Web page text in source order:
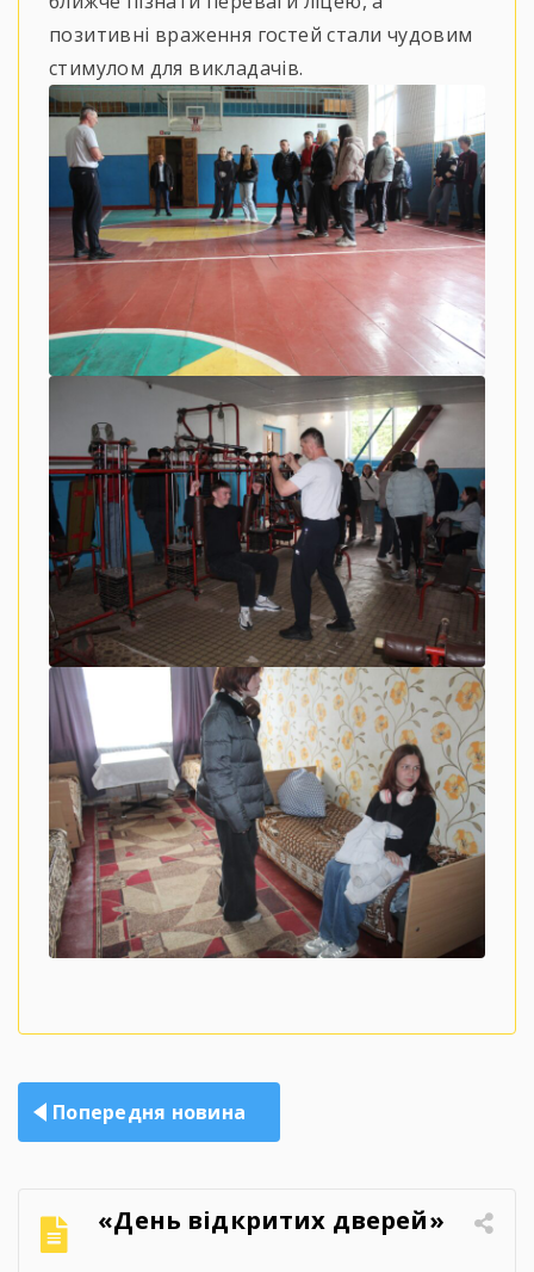
позитивні враження гостей стали чудовим
стимулом для викладачів.
Навігація
записів
Попередня новина
«День відкритих дверей»